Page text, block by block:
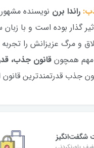
راندا برن نویسنده
گذار بوده است و با
و مرگ عزیزانش را
مهم همچون قانون جذب،
جذب قدرتمندترین
شگفت‌انگیز